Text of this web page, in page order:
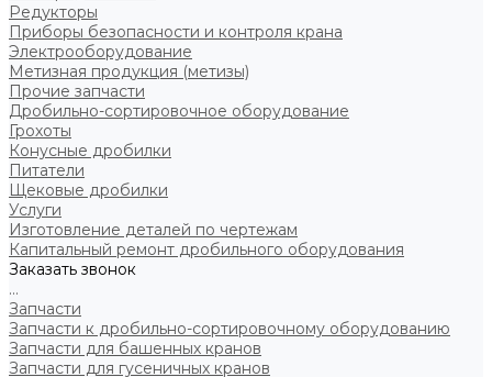
Редукторы
Приборы безопасности и контроля крана
Электрооборудование
Метизная продукция (метизы)
Прочие запчасти
Дробильно-сортировочное оборудование
Грохоты
Конусные дробилки
Питатели
Щековые дробилки
Услуги
Изготовление деталей по чертежам
Капитальный ремонт дробильного оборудования
Заказать звонок
...
Запчасти
Запчасти к дробильно-сортировочному оборудованию
Запчасти для башенных кранов
Запчасти для гусеничных кранов